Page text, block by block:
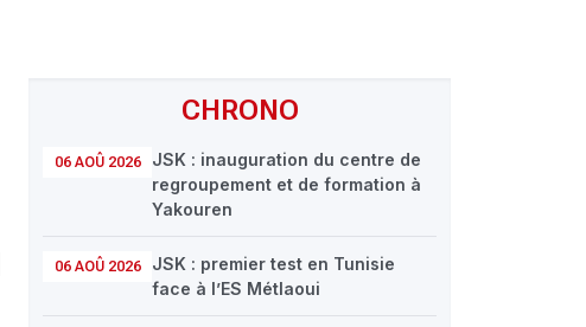
CHRONO
06 AOÛ 2026
JSK : inauguration du centre de
regroupement et de formation à
Yakouren
06 AOÛ 2026
JSK : premier test en Tunisie
face à l’ES Métlaoui